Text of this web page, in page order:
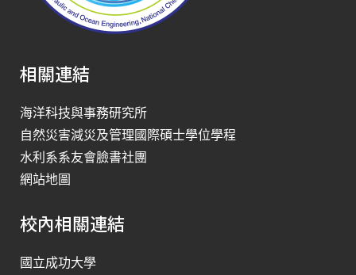
相關連結
海洋科技與事務研究所
自然災害減災及管理國際碩士學位學程
水利系系友會臉書社團
網站地圖
校內相關連結
國立成功大學